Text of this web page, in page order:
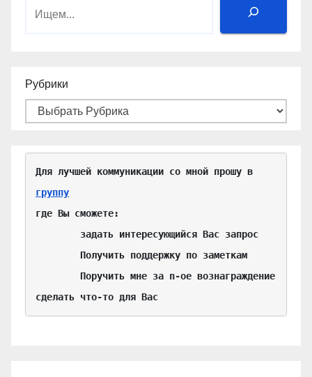
Поиск
Рубрики
группу
где Вы сможете:
сделать что-то для Вас